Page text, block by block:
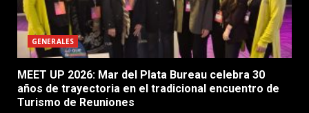
GENERALES
MEET UP 2026: Mar del Plata Bureau celebra 30
años de trayectoria en el tradicional encuentro de
Turismo de Reuniones